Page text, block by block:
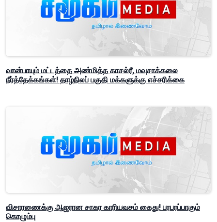
வான்பாயும் மட்டத்தை அண்மித்த காசல்ரீ, மவுசாக்கலை
நீர்த்தேக்கங்கள்! தாழ்நிலப் பகுதி மக்களுக்கு எச்சரிக்கை
விசாரணைக்கு ஆஜரான சாகர காரியவசம் கைது! பரபரப்பாகும்
கொழும்பு